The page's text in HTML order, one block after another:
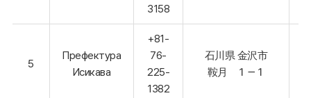
3158
5
Префектура
Исикава
+81-
76-
225-
1382
石川県 金沢市
鞍月 １－１